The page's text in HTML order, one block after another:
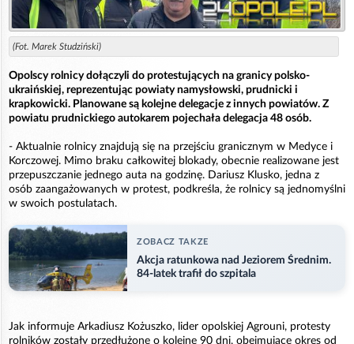
(Fot. Marek Studziński)
Opolscy rolnicy dołączyli do protestujących na granicy polsko-
ukraińskiej, reprezentując powiaty namysłowski, prudnicki i
krapkowicki. Planowane są kolejne delegacje z innych powiatów. Z
powiatu prudnickiego autokarem pojechała delegacja 48 osób.
- Aktualnie rolnicy znajdują się na przejściu granicznym w Medyce i
Korczowej. Mimo braku całkowitej blokady, obecnie realizowane jest
przepuszczanie jednego auta na godzinę. Dariusz Klusko, jedna z
osób zaangażowanych w protest, podkreśla, że rolnicy są jednomyślni
w swoich postulatach.
ZOBACZ TAKZE
Akcja ratunkowa nad Jeziorem Średnim.
84-latek trafił do szpitala
Jak informuje Arkadiusz Kożuszko, lider opolskiej Agrouni, protesty
rolników zostały przedłużone o kolejne 90 dni, obejmujące okres od